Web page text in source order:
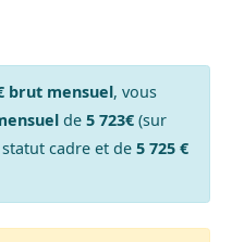
brut mensuel, vous
de 5 723€(sur
cadre et de 5 725 €